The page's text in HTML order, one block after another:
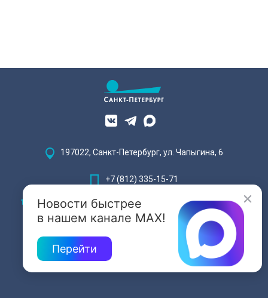
Новости быстрее
в нашем канале MAX!
Перейти
197022, Санкт-Петербург, ул. Чапыгина, 6
+7 (812) 335-15-71
Внимание! Отдельные видеоматериалы, размещенные на настоящем
сайте, могут содержать информацию, предназначенную для лиц,
достигших 18 лет.